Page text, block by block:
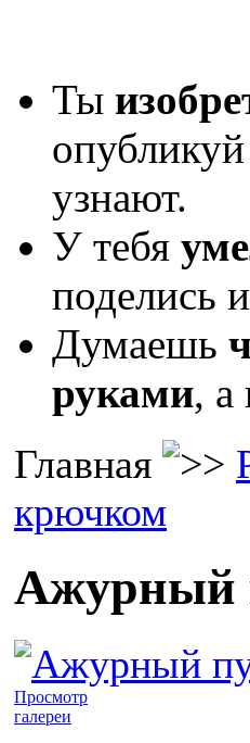
Ты
узнают.
У тебя
поделись
Думаешь
руками, а
Главная
крючком
Ажурный
Просмотр
галереи